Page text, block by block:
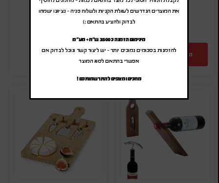
כמות:
הוספה להצעת מחיר
את המוצרים הנדרשים לעגלת הקניות ולשלוח פניה – נציגנו ישמחו
לבדוק ולהציע בהתאם :)
מינימום הזמנה כ 3500 ש"ח + מע"מ
להזמנות בסכומים נמוכים יותר – יש ליצור קשר ונוכל לבדוק אם
אפשרי בהתאם לסוג המוצר
מחכים ומצפים להתרשמותכם !